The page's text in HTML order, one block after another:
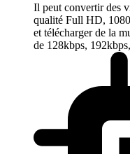
Il peut convertir des
qualité Full HD,
et télécharger de la
de 128kbps,